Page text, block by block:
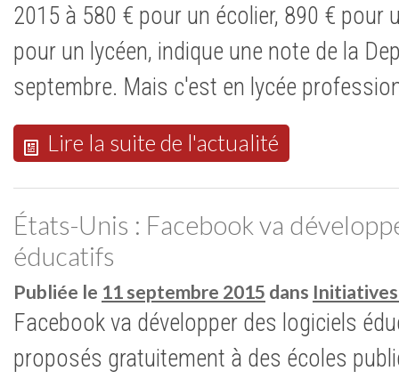
2015 à 580 € pour un écolier, 890 € pour
pour un lycéen, indique une note de la
septembre. Mais c'est en lycée
Lire la suite de l'actualité
États-Unis : Facebook va
éducatifs
Publiée le 11 septembre 2015 dans
Facebook va développer des logiciels
proposés gratuitement à des écoles